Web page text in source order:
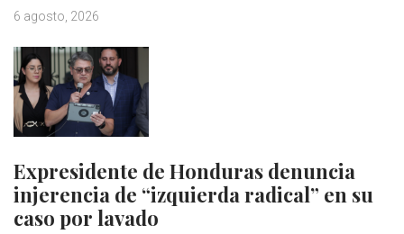
6 agosto, 2026
Expresidente de Honduras denuncia
injerencia de “izquierda radical” en su
caso por lavado